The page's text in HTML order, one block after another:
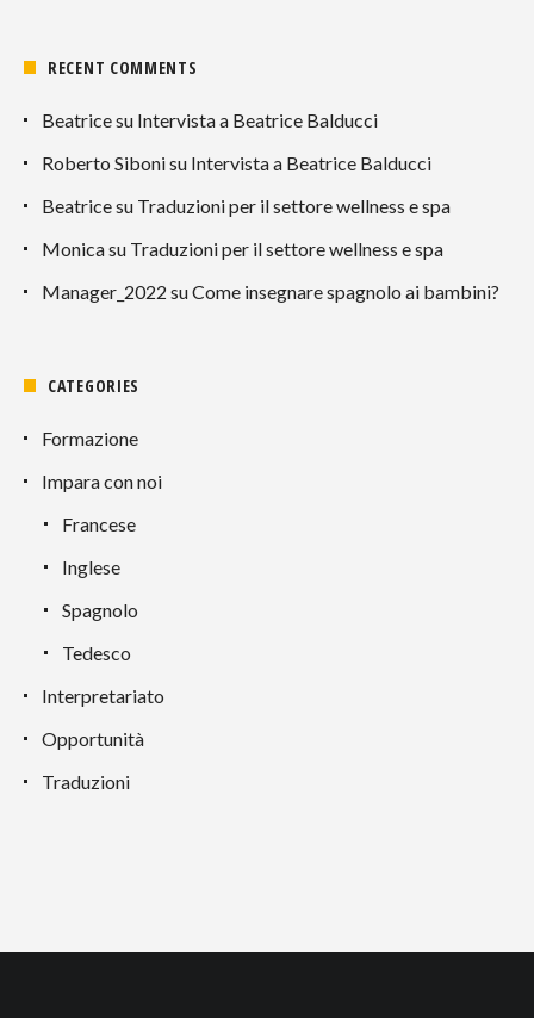
RECENT COMMENTS
Beatricesu Intervista a Beatrice Balducci
Roberto Sibonisu Intervista a Beatrice Balducci
Beatricesu Traduzioni per il settore wellness e spa
Monicasu Traduzioni per il settore wellness e spa
Manager_2022 suCome insegnare spagnolo ai bambini?
CATEGORIES
Formazione
Impara con noi
Francese
Inglese
Spagnolo
Tedesco
Interpretariato
Opportunità
Traduzioni